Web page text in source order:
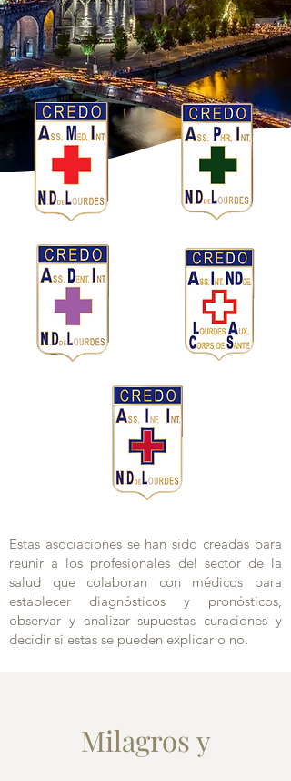
Estas asociaciones se han sido creadas para
reunir a los profesionales del sector de la
salud que colaboran con médicos para
establecer diagnósticos y pronósticos,
observar y analizar supuestas curaciones y
decidir si estas se pueden explicar o no.
Milagros y